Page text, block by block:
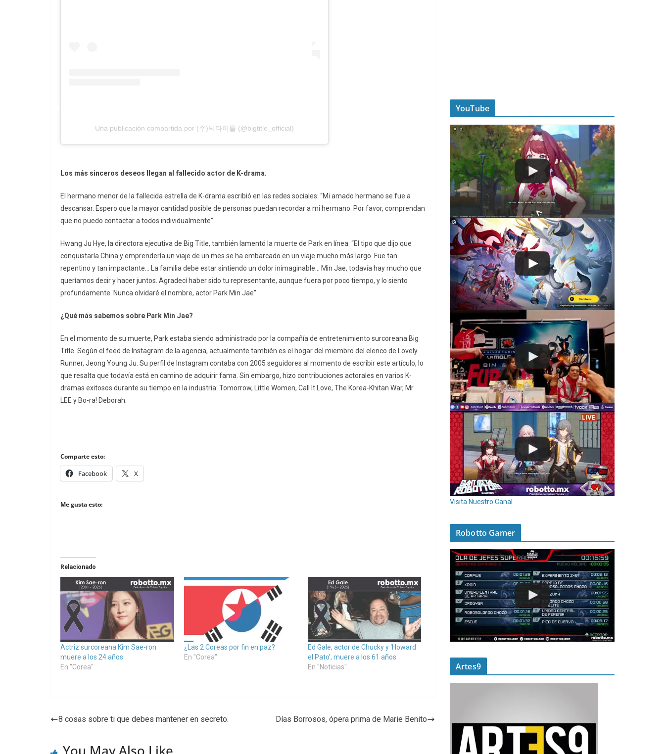
Una publicación compartida por (주)빅타이틀 (@bigtitle_official)
Los más sinceros deseos llegan al fallecido actor de K-drama.
El hermano menor de la fallecida estrella de K-drama escribió en las redes sociales: “Mi amado hermano se fue a
descansar. Espero que la mayor cantidad posible de personas puedan recordar a mi hermano. Por favor, comprendan
que no puedo contactar a todos individualmente”.
Hwang Ju Hye, la directora ejecutiva de Big Title, también lamentó la muerte de Park en línea: “El tipo que dijo que
conquistaría China y emprendería un viaje de un mes se ha embarcado en un viaje mucho más largo. Fue tan
repentino y tan impactante… La familia debe estar sintiendo un dolor inimaginable… Min Jae, todavía hay mucho que
queríamos decir y hacer juntos. Agradecí haber sido tu representante, aunque fuera por poco tiempo, y lo siento
profundamente. Nunca olvidaré el nombre, actor Park Min Jae”.
¿Qué más sabemos sobre Park Min Jae?
En el momento de su muerte, Park estaba siendo administrado por la compañía de entretenimiento surcoreana Big
Title. Según el feed de Instagram de la agencia, actualmente también es el hogar del miembro del elenco de Lovely
Runner, Jeong Young Ju. Su perfil de Instagram contaba con 2005 seguidores al momento de escribir este artículo, lo
que resalta que todavía está en camino de adquirir fama. Sin embargo, hizo contribuciones actorales en varios K-
dramas exitosos durante su tiempo en la industria: Tomorrow, Little Women, Call It Love, The Korea-Khitan War, Mr.
LEE y Bo-ra! Deborah.
Comparte esto:
Facebook X
Me gusta esto:
Relacionado
Actriz surcoreana Kim Sae-ron
muere a los 24 años
En "Corea"
¿Las 2 Coreas por fin en paz?
En "Corea"
Ed Gale, actor de Chucky y ‘Howard
el Pato’, muere a los 61 años
En "Noticias"
8 cosas sobre ti que debes mantener en secreto. Días Borrosos, ópera prima de Marie Benito
You May Also Like
YouTube
Visita Nuestro Canal
Robotto Gamer
Artes9